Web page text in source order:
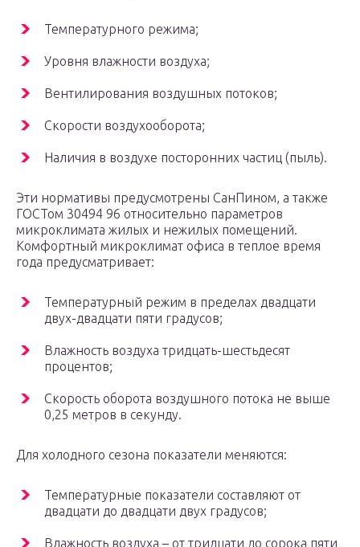
Температурного режима;
Уровня влажности воздуха;
Вентилирования воздушных потоков;
Скорости воздухооборота;
Наличия в воздухе посторонних частиц (пыль).
Эти нормативы предусмотрены СанПином, а также
ГОСТом 30494 96 относительно параметров
микроклимата жилых и нежилых помещений.
Комфортный микроклимат офиса в теплое время
года предусматривает:
Температурный режим в пределах двадцати
двух-двадцати пяти градусов;
Влажность воздуха тридцать-шестьдесят
процентов;
Скорость оборота воздушного потока не выше
0,25 метров в секунду.
Для холодного сезона показатели меняются:
Температурные показатели составляют от
двадцати до двадцати двух градусов;
Влажность воздуха – от тридцати до сорока пяти